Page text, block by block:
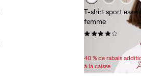
T-shirt sport
femme
Price
Range
is
25,98 $
40 % de rabais
à la caisse